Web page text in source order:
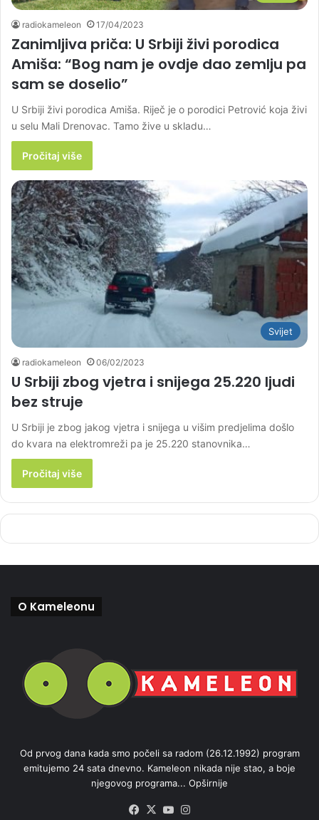
radiokameleon 17/04/2023
Zanimljiva priča: U Srbiji živi porodica
Amiša: “Bog nam je ovdje dao zemlju pa
sam se doselio”
U Srbiji živi porodica Amiša. Riječ je o porodici Petrović koja živi
u selu Mali Drenovac. Tamo žive u skladu…
Pročitaj više
Svijet
radiokameleon 06/02/2023
U Srbiji zbog vjetra i snijega 25.220 ljudi
bez struje
U Srbiji je zbog jakog vjetra i snijega u višim predjelima došlo
do kvara na elektromreži pa je 25.220 stanovnika…
Pročitaj više
O Kameleonu
Od prvog dana kada smo počeli sa radom (26.12.1992) program
emitujemo 24 sata dnevno. Kameleon nikada nije stao, a boje
njegovog programa... Opširnije
Facebook
X YouTube